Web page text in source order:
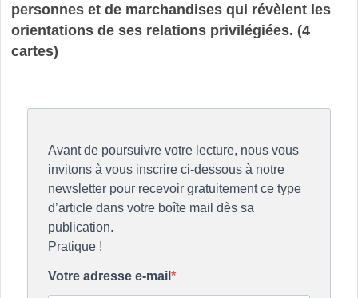
personnes et de marchandises qui révèlent les
orientations de ses relations privilégiées. (4
cartes)